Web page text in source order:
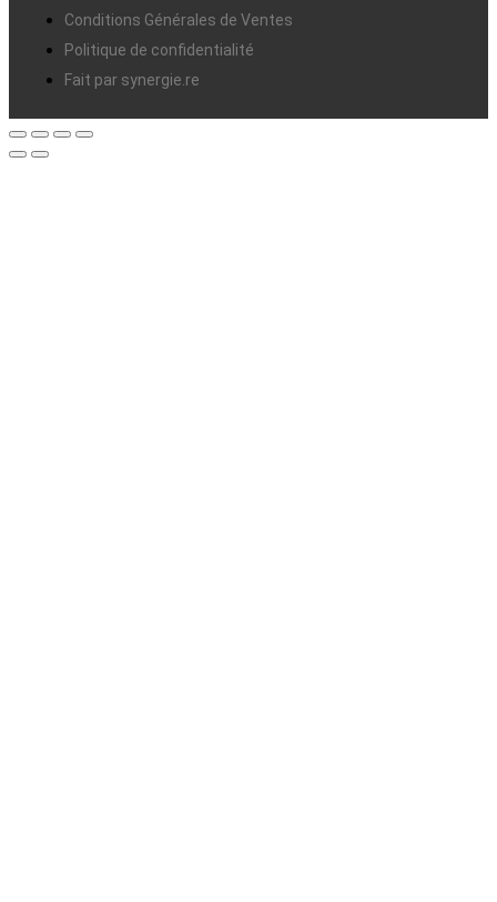
Conditions Générales de Ventes
Politique de confidentialité
Fait par synergie.re